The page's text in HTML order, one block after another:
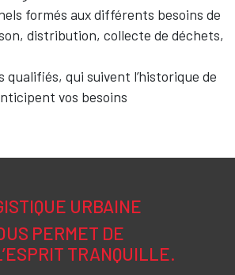
formés aux différents besoins de
distribution, collecte de déchets,
qualifiés, qui suivent l’historique de
vos besoins
URBAINE
PERMET DE
TRANQUILLE.